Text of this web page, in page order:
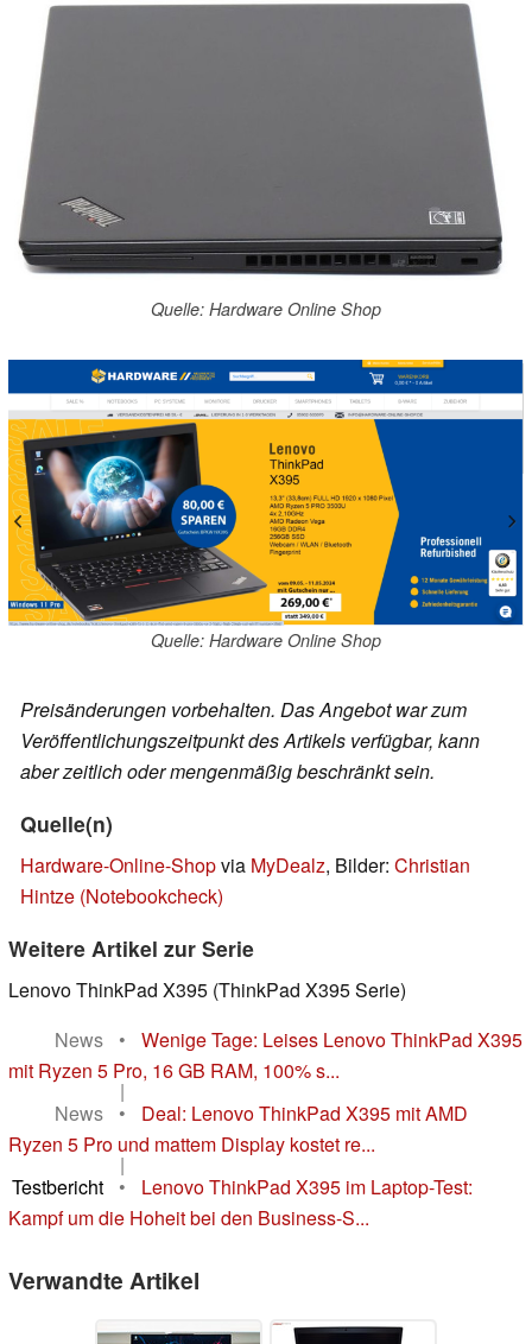
Quelle: Hardware Online Shop
Quelle: Hardware Online Shop
Preisänderungen vorbehalten. Das Angebot war zum
Veröffentlichungszeitpunkt des Artikels verfügbar, kann
aber zeitlich oder mengenmäßig beschränkt sein.
Quelle(n)
Hardware-Online-Shopvia MyDealz, Bilder: Christian
Hintze (Notebookcheck)
Weitere Artikel zur Serie
Lenovo ThinkPad X395 (ThinkPad X395 Serie)
News
•
Wenige Tage: Leises Lenovo ThinkPad X395
mit Ryzen 5 Pro, 16 GB RAM, 100% s...
|
News
•
Deal: Lenovo ThinkPad X395 mit AMD
Ryzen 5 Pro und mattem Display kostet re...
|
Testbericht
•
Lenovo ThinkPad X395 im Laptop-Test:
Kampf um die Hoheit bei den Business-S...
Verwandte Artikel